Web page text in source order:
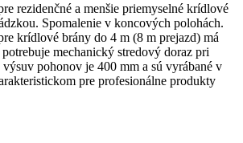
rezidenčné a menšie priemyselné krídlové
Spomalenie v koncových polohách.
krídlové brány do 4 m (8 m prejazd) má
mechanický stredový doraz pri
pohonov je 400 mm a sú vyrábané v
pre profesionálne produkty